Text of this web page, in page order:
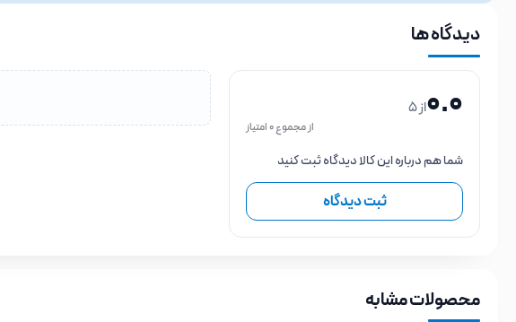
دیدگاه ها
0.0از 5
از مجموع 0 امتیاز
شما هم درباره این کالا دیدگاه ثبت کنید
ثبت دیدگاه
محصولات مشابه